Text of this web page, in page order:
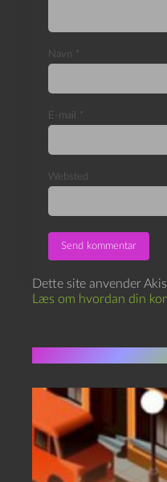
Navn *
E-mail *
Websted
Dette site anvender
Læs om hvordan din